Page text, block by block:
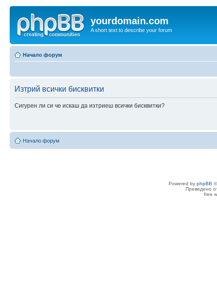
yourdomain.com
A short text to describe your forum
Начало форум
Изтрий всички бисквитки
Сигурен ли си че искаш да изтриеш всички бисквитки?
Начало форум
Powered by phpBB
Преведено
free